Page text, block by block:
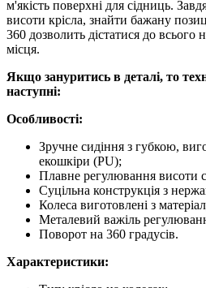
м'якість поверхні для сідниць.
висоти крісла, знайти бажану
360 дозволить дістатися до всього
місця.
Якщо зануритись в деталі, то
наступні:
Особливості:
Зручне сидіння з губкою,
екошкіри (PU);
Плавне регулювання висоти
Суцільна конструкція з
Колеса виготовлені з
Металевий важіль
Поворот на 360 градусів.
Характеристики: